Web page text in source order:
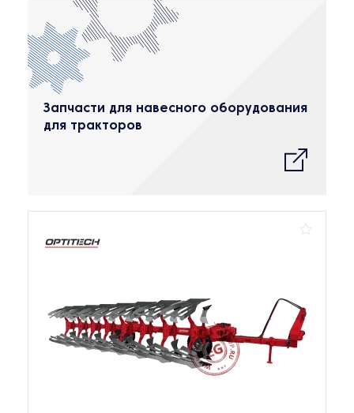
Запчасти для навесного оборудования
для тракторов